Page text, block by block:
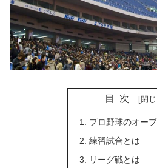
目次
プロ野球のオー
練習試合とは
リーグ戦とは